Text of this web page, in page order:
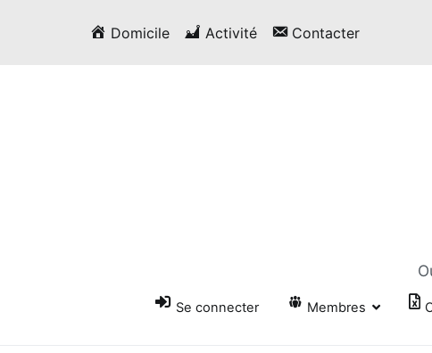
Domicile Activité Contacter
Se connecter Membres